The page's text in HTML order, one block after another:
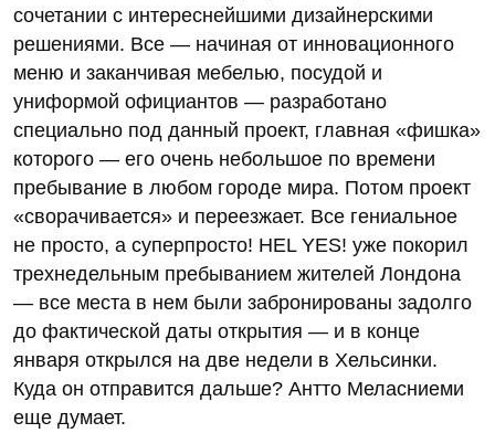
сочетании с интереснейшими дизайнерскими
решениями. Все — начиная от инновационного
меню и заканчивая мебелью, посудой и
униформой официантов — разработано
специально под данный проект, главная «фишка»
которого — его очень небольшое по времени
пребывание в любом городе мира. Потом проект
«сворачивается» и переезжает. Все гениальное
не просто, а суперпросто! HEL YES! уже покорил
трехнедельным пребыванием жителей Лондона
— все места в нем были забронированы задолго
до фактической даты открытия — и в конце
января открылся на две недели в Хельсинки.
Куда он отправится дальше? Антто Меласниеми
еще думает.